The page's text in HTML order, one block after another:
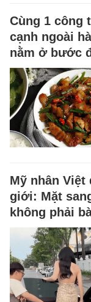
Cùng 1 công
cạnh ngoài
nằm ở bước
Mỹ nhân
giới: Mặt
không phải